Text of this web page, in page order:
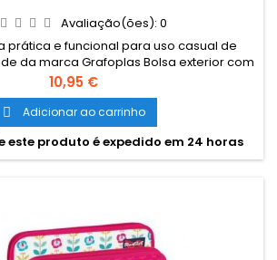
Avaliação(ões): 0
prática e funcional para uso casual de
da marca Grafoplas Bolsa exterior com
bolsa frontal menos. Dimensões
23 x 12 x 9 cm
Preço
10,95 €
 Adicionar ao carrinho
este produto é expedido em 24 horas